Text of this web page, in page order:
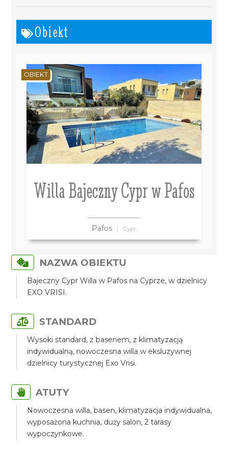
Obiekt
Willa Bajeczny Cypr w Pafos
Pafos Cypr
OBIEKT
NAZWA OBIEKTU
Bajeczny Cypr Willa w Pafos na Cyprze, w dzielnicy
EXO VRISI.
STANDARD
Wysoki standard, z basenem, z klimatyzacją
indywidualną, nowoczesna willa w eksluzywnej
dzielnicy turystycznej Exo Vrisi.
ATUTY
Nowoczesna willa, basen, klimatyzacja indywidualna,
wyposażona kuchnia, duży salon, 2 tarasy
wypoczynkowe.